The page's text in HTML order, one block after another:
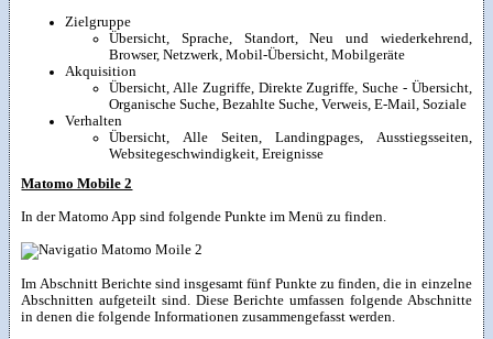
Zielgruppe
Übersicht, Sprache, Standort, Neu und wiederkehrend,
Browser, Netzwerk, Mobil-Übersicht, Mobilgeräte
Akquisition
Übersicht, Alle Zugriffe, Direkte Zugriffe, Suche - Übersicht,
Organische Suche, Bezahlte Suche, Verweis, E-Mail, Soziale
Verhalten
Übersicht, Alle Seiten, Landingpages, Ausstiegsseiten,
Websitegeschwindigkeit, Ereignisse
Matomo Mobile 2
In der Matomo App sind folgende Punkte im Menü zu finden.
Im Abschnitt Berichte sind insgesamt fünf Punkte zu finden, die in einzelne
Abschnitten aufgeteilt sind. Diese Berichte umfassen folgende Abschnitte
in denen die folgende Informationen zusammengefasst werden.